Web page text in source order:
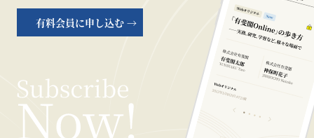
有料会員に申し込む →